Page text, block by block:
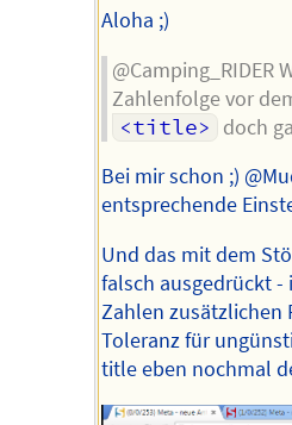
Aloha ;)
@Camping_RIDER
Zahlenfolge vor
<title> doch
Bei mir schon ;)
entsprechende
Und das mit dem
falsch ausgedrückt -
Zahlen zusätzlichen
Toleranz für
title eben nochmal